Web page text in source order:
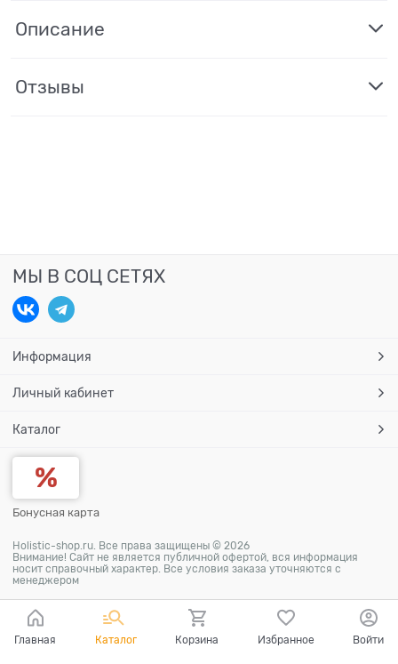
Описание
Отзывы
МЫ В СОЦ СЕТЯХ
Информация
Личный кабинет
Каталог
Бонусная карта
Holistic-shop.ru. Все права защищены © 2026
Внимание! Сайт не является публичной офертой, вся информация
носит справочный характер. Все условия заказа уточняются с
менеджером
Главная Каталог Корзина Избранное Войти